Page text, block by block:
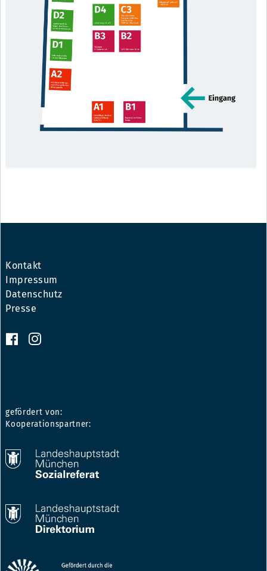
Kontakt
Impressum
Datenschutz
Presse
gefördert von:
Kooperationspartner: